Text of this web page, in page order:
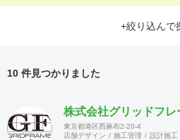
+絞り込んで
10 件見つかりました
株式会社グリッドフレ
東京都港区西麻布2-20-4
店舗デザイン
施工管理 設計施工